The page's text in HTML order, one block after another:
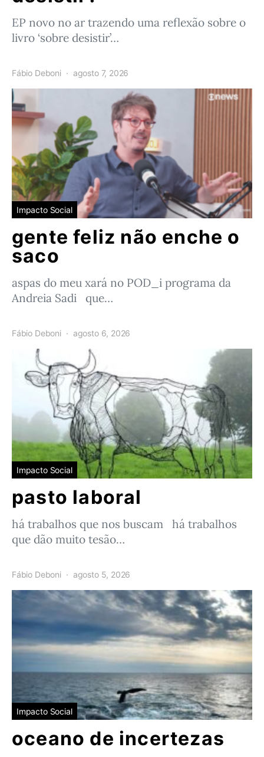
EP novo no ar trazendo uma reflexão sobre o
livro ‘sobre desistir’…
Fábio Deboni agosto 7, 2026
Impacto Social
gente feliz não enche o
saco
aspas do meu xará no POD_i programa da
Andreia Sadi que…
Fábio Deboni agosto 6, 2026
Impacto Social
pasto laboral
há trabalhos que nos buscam há trabalhos
que dão muito tesão…
Fábio Deboni agosto 5, 2026
Impacto Social
oceano de incertezas